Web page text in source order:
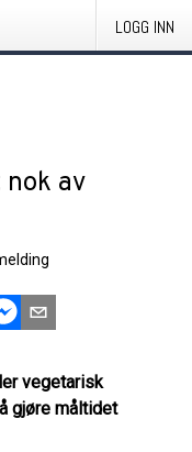
LOGG INN
nok av
vegetarisk
gjøre måltidet